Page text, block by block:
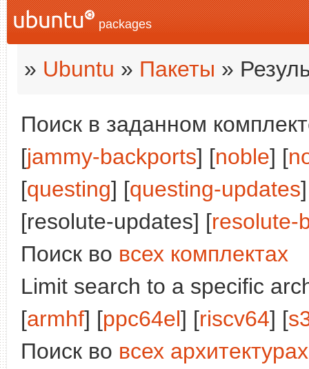
packages
» Ubuntu » Пакеты »
Поиск в заданном
[jammy-backports] [noble] [
[questing] [questing-updates
[resolute-updates] [resolute-
Поиск во всех комплектах
Limit search to a specific
[armhf] [ppc64el] [riscv64] [
Поиск во всех архитектурах